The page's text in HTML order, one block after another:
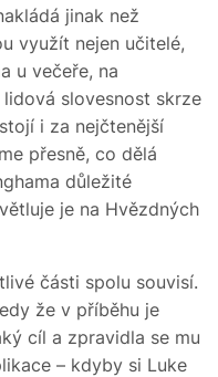
jinak než
využít nejen učitelé,
u večeře, na
slovesnost skrze
i za nejčtenější
přesně, co dělá
důležité
je na Hvězdných
části spolu souvisí.
že v příběhu je
cíl a zpravidla se mu
– kdyby si Luke